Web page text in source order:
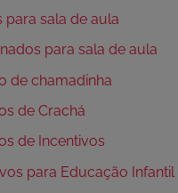
para sala de aula
para sala de aula
de chamadinha
de Crachá
de Incentivos
para Educação Infantil